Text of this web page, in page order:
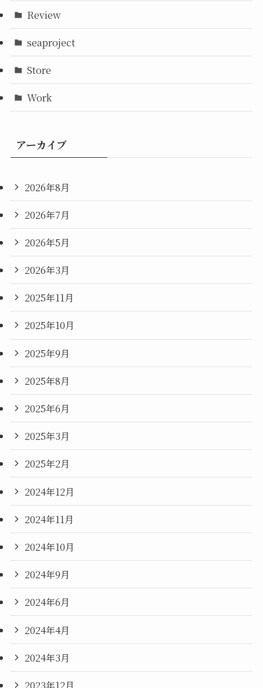
Review
seaproject
Store
Work
アーカイブ
2026年8月
2026年7月
2026年5月
2026年3月
2025年11月
2025年10月
2025年9月
2025年8月
2025年6月
2025年3月
2025年2月
2024年12月
2024年11月
2024年10月
2024年9月
2024年6月
2024年4月
2024年3月
2023年12月